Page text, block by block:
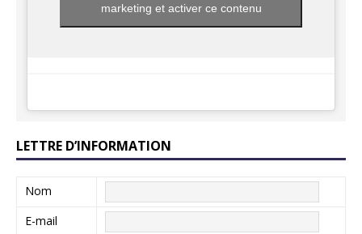
marketing et activer ce contenu
LETTRE D’INFORMATION
Nom
E-mail